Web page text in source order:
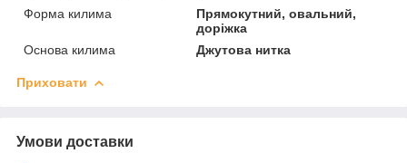
Форма килима
Прямокутний, овальний,
доріжка
Основа килима
Джутова нитка
Приховати
Умови доставки